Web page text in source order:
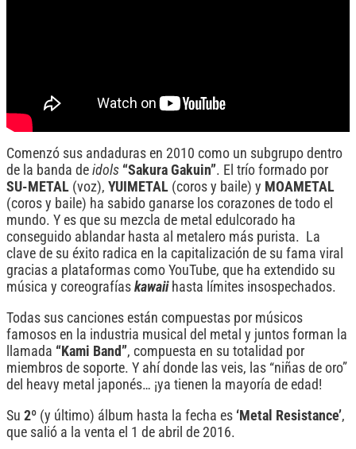
Comenzó sus andaduras en 2010 como un subgrupo dentro
de la banda de idols “Sakura Gakuin”. El trío formado por
SU-METAL (voz), YUIMETAL (coros y baile) y MOAMETAL
(coros y baile) ha sabido ganarse los corazones de todo el
mundo. Y es que su mezcla de metal edulcorado ha
conseguido ablandar hasta al metalero más purista. La
clave de su éxito radica en la capitalización de su fama viral
gracias a plataformas como YouTube, que ha extendido su
música y coreografías kawaii hasta límites insospechados.
Todas sus canciones están compuestas por músicos
famosos en la industria musical del metal y juntos forman la
llamada “Kami Band”, compuesta en su totalidad por
miembros de soporte. Y ahí donde las veis, las “niñas de oro”
del heavy metal japonés… ¡ya tienen la mayoría de edad!
Su 2º (y último) álbum hasta la fecha es ‘Metal Resistance’,
que salió a la venta el 1 de abril de 2016.